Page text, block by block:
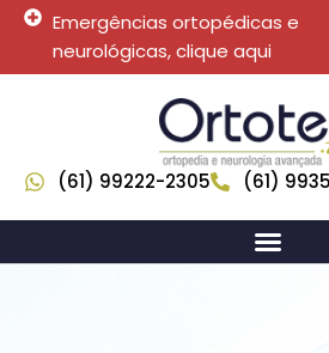
Emergências ortopédicas e
neurológicas, clique aqui
(61) 99222-2305 (61)